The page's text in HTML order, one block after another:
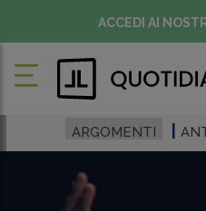
ACCEDI AI
ARGOMENTI